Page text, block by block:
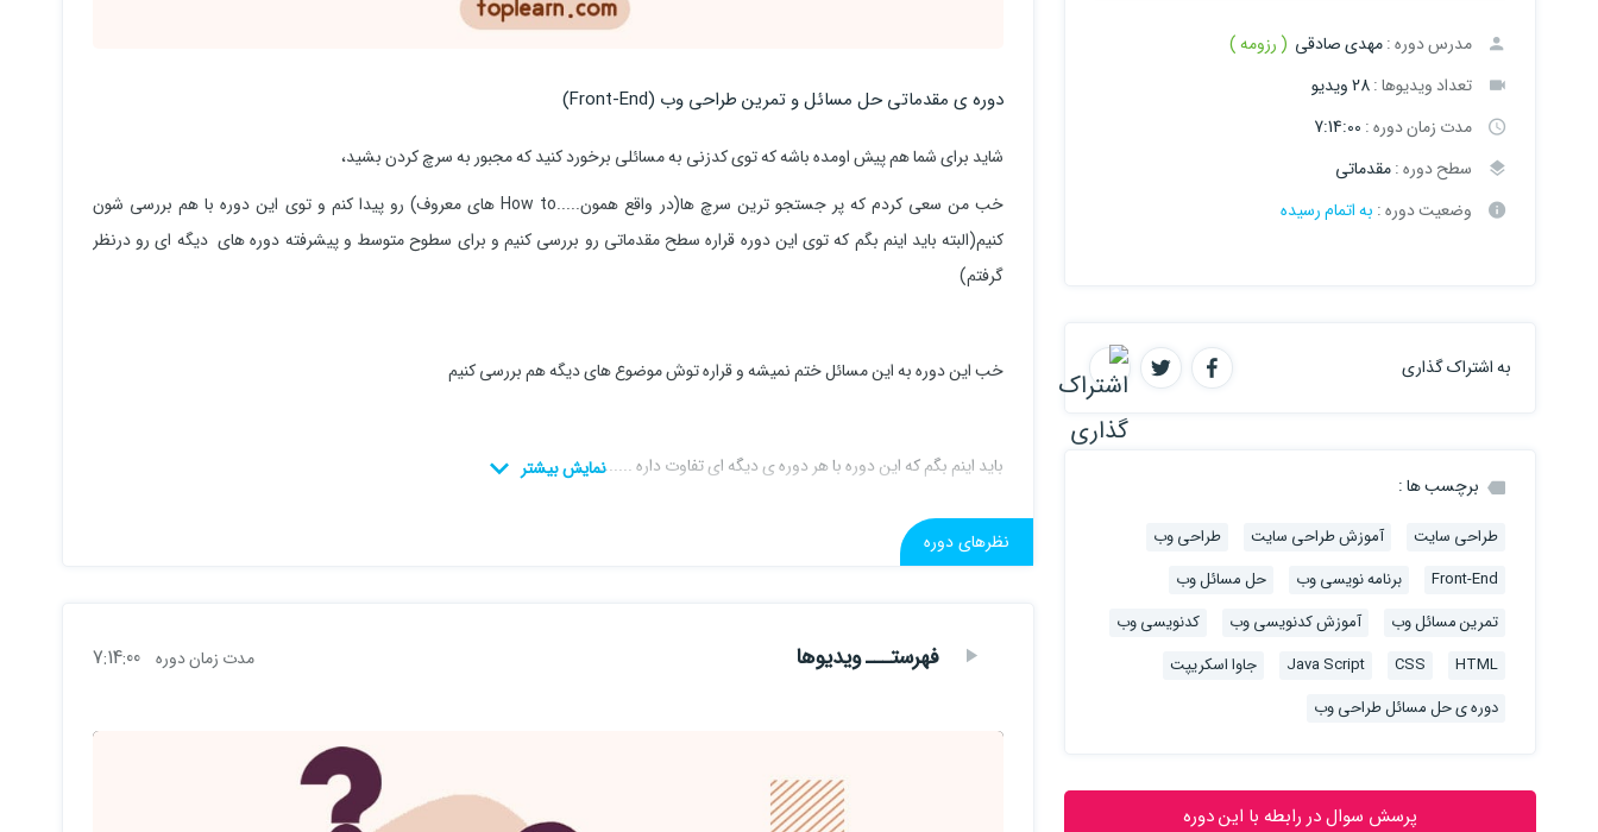
دوره ی مقدماتی حل مسائل و تمرین طراحی وب (Front-End)
شاید برای شما هم پیش اومده باشه که توی کدزنی به مسائلی برخورد کنید که مجبور به سرچ کردن بشید،
خب من سعی کردم که پر جستجو ترین سرچ ها(در واقع همون.....How to های معروف) رو پیدا کنم و توی این دوره با هم بررسی شون
کنیم(البته باید اینم بگم که توی این دوره قراره سطح مقدماتی رو بررسی کنیم و برای سطوح متوسط و پیشرفته دوره های دیگه ای رو درنظر
گرفتم)
خب این دوره به این مسائل ختم نمیشه و قراره توش موضوع های دیگه هم بررسی کنیم
باید اینم بگم که این دوره با هر دوره ی دیگه ای تفاوت داره .......
میدونید چرا؟
به دلیل اینکه فقط من نیستم که موضوع جلسات دوره رو انتخاب میکنم
مسائلتونو در بخش نظرات دوره برای من بگید و من بررسی میکنم اگر در سطح این دوره بود (یعنی مقدماتی) اونو براتون توی یک جلسه توضیح
میدم (اگر هم نبود ناراحت نباشید برای دوره های متوسط و یا پیشرفته درنظر میگیرمش)
نظرهای دوره
فهرستـــ ویدیوها مدت زمان دوره 7:14:00
مدرس دوره :مهدی صادقی ( رزومه )
تعداد ویدیوها :28 ویدیو
مدت زمان دوره : 7:14:00
سطح دوره :مقدماتی
وضعیت دوره : به اتمام رسیده
به اشتراک گذاری
برچسب ها :
طراحی سایت آموزش طراحی سایت
طراحی وب
Front-End
برنامه نویسی وب
حل مسائل وب
تمرین مسائل وب
آموزش کدنویسی وب
کدنویسی وب
HTML
CSS
Java Script
جاوا اسکریپت
دوره ی حل مسائل طراحی وب
پرسش سوال در رابطه با این دوره